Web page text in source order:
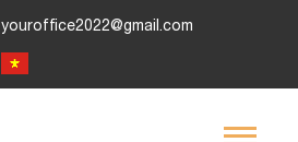
youroffice2022@gmail.com